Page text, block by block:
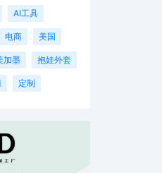
AI工具
电商 美国
加墨 抱娃外套
定制